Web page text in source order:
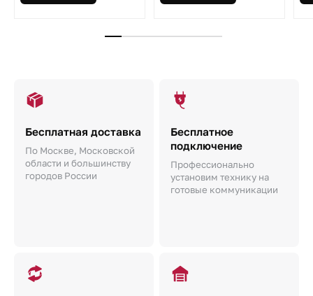
Бесплатная доставка
По Москве, Московской
области и большинству
городов России
Бесплатное
подключение
Профессионально
установим технику на
готовые коммуникации